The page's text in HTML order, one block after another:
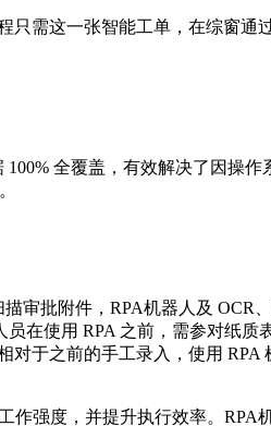
需这一张智能工单，在综窗
全覆盖，有效解决了因操
审批附件，RPA机器人及
在使用 RPA 之前，需参对纸
于之前的手工录入，使用
强度，并提升执行效率。